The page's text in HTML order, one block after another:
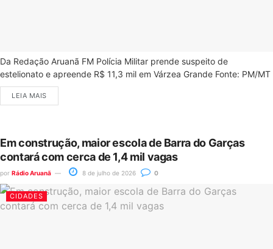
Da Redação Aruanã FM Polícia Militar prende suspeito de
estelionato e apreende R$ 11,3 mil em Várzea Grande Fonte: PM/MT
LEIA MAIS
Em construção, maior escola de Barra do Garças
contará com cerca de 1,4 mil vagas
por Rádio Aruanã 8 de julho de 2026 0
CIDADES